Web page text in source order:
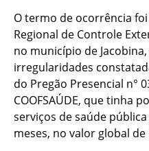
O termo de ocorrência
Regional de Controle
no município de
irregularidades
do Pregão Presencial n°
COOFSAÚDE, que tinha
serviços de saúde
meses, no valor global de